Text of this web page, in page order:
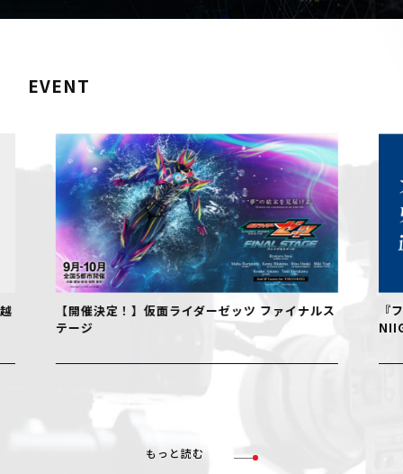
EVENT
【開催決定！】仮面ライダーゼッツ ファイナルス
テージ
『フェ
もっと読む